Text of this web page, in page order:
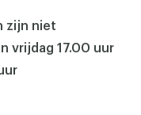
zijn niet
vrijdag 17.00 uur